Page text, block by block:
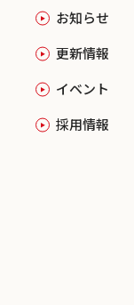
お知らせ
更新情報
イベント
採用情報